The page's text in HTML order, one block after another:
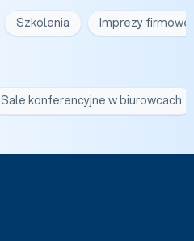
Szkolenia Imprezy firmowe
Sale konferencyjne w biurowcach